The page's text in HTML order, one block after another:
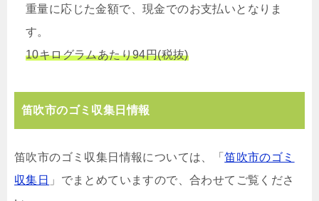
重量に応じた金額で、現金でのお支払いとなりま
す。
10キログラムあたり94円(税抜)
笛吹市のゴミ収集日情報
笛吹市のゴミ収集日情報については、「笛吹市のゴミ
収集日 」でまとめていますので、合わせてご覧くださ